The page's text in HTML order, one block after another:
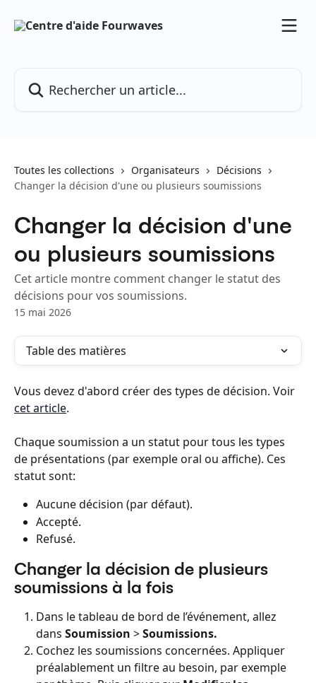
Toutes les collections Organisateurs
Décisions
Changer la décision d'une ou plusieurs soumissions
Changer la décision d'une
ou plusieurs soumissions
Cet article montre comment changer le statut des
décisions pour vos soumissions.
15 mai 2026
Table des matières
Vous devez d'abord créer des types de décision. Voir
cet article.
Chaque soumission a un statut pour tous les types
de présentations (par exemple oral ou affiche). Ces
statut sont:
Aucune décision (par défaut).
Accepté.
Refusé.
Changer la décision de plusieurs
soumissions à la fois
Dans le tableau de bord de l’événement, allez
dans Soumission > Soumissions.
Cochez les soumissions concernées. Appliquer
préalablement un filtre au besoin, par exemple